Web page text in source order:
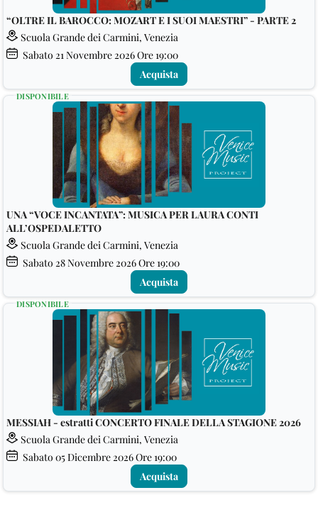
“OLTRE IL BAROCCO: MOZART E I SUOI MAESTRI” - PARTE 2
Scuola Grande dei Carmini, Venezia
Sabato 21Novembre 2026Ore 19:00
Acquista
UNA “VOCE INCANTATA”: MUSICA PER LAURA CONTI
ALL’OSPEDALETTO
Scuola Grande dei Carmini, Venezia
Sabato 28Novembre 2026Ore 19:00
DISPONIBILE
Acquista
MESSIAH - estratti CONCERTO FINALE DELLA STAGIONE 2026
Scuola Grande dei Carmini, Venezia
Sabato 05Dicembre 2026Ore 19:00
DISPONIBILE
Acquista